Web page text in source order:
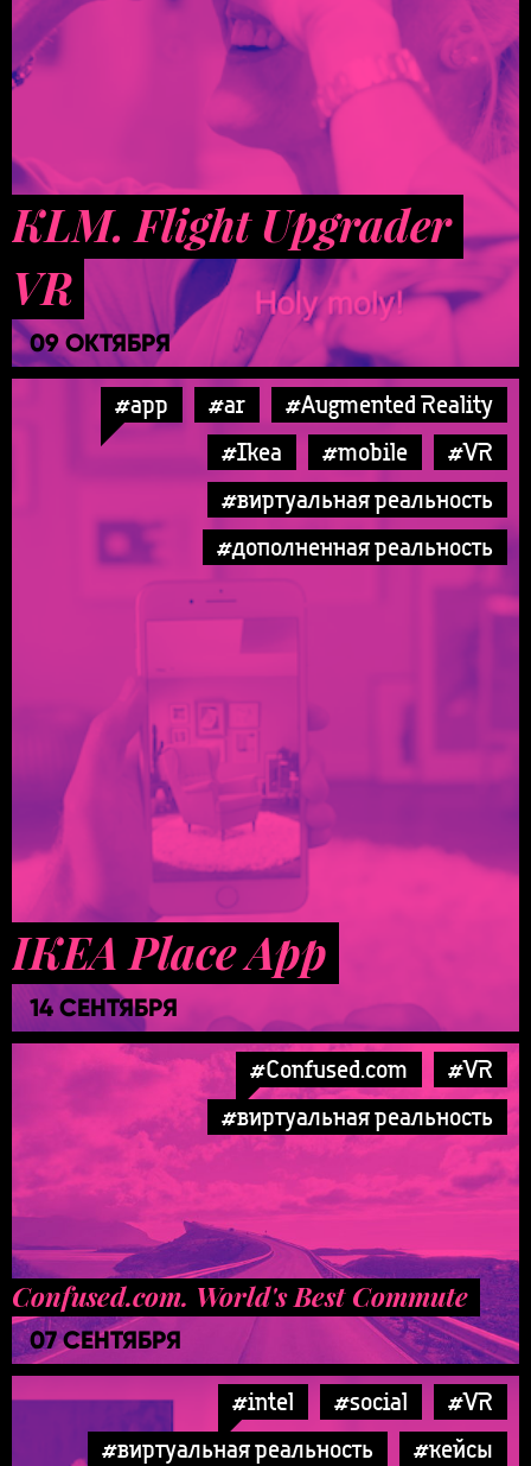
KLM. Flight Upgrader
VR
09 ОКТЯБРЯ
#app #ar
#Augmented Reality
#Ikea
#mobile
#VR
#виртуальная реальность
#дополненная реальность
IKEA Place App
14 СЕНТЯБРЯ
#Confused.com
#VR
#виртуальная реальность
Confused.com. World's Best Commute
07 СЕНТЯБРЯ
#intel #social
#VR
#виртуальная реальность
#кейсы